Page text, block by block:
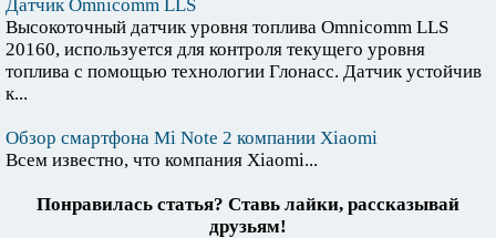
Датчик Omnicomm LLS
Высокоточный датчик уровня топлива Omnicomm LLS
20160, используется для контроля текущего уровня
топлива с помощью технологии Глонасс. Датчик устойчив
к...
Обзор смартфона Mi Note 2 компании Xiaomi
Всем известно, что компания Xiaomi...
Понравилась статья? Ставь лайки, рассказывай
друзьям!